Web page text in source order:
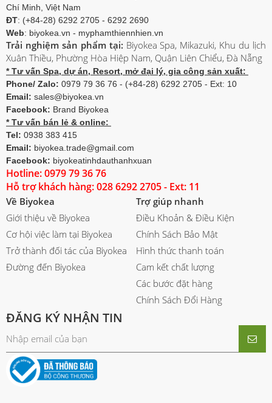
Chí Minh, Việt Nam
ĐT: (+84-28) 6292 2705 - 6292 2690
Web: biyokea.vn - myphamthiennhien.vn
Trải nghiệm sản phẩm tại: Biyokea Spa, Mikazuki, Khu du lịch
Xuân Thiều, Phường Hòa Hiệp Nam, Quận Liên Chiểu, Đà Nẵng
* Tư vấn Spa, dự án, Resort, mở đại lý, gia công sản xuất:
Phone/ Zalo: 0979 79 36 76 - (+84-28) 6292 2705 - Ext: 10
Email: sales@biyokea.vn
Facebook: Brand Biyokea
* Tư vấn bán lẻ & online:
Tel: 0938 383 415
Email: biyokea.trade@gmail.com
Facebook: biyokeatinhdauthanhxuan
Hotline: 0979 79 36 76
Hỗ trợ khách hàng: 028 6292 2705 - Ext: 11
Về Biyokea
Giới thiệu về Biyokea
Cơ hội việc làm tại Biyokea
Trở thành đối tác của Biyokea
Đường đến Biyokea
Trợ giúp nhanh
Điều Khoản & Điều Kiện
Chính Sách Bảo Mật
Hình thức thanh toán
Cam kết chất lượng
Các bước đặt hàng
Chính Sách Đổi Hàng
ĐĂNG KÝ NHẬN TIN